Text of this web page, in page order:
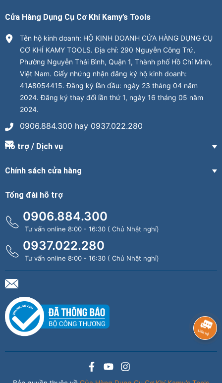
Cửa Hàng Dụng Cụ Cơ Khí Kamy’s Tools
Tên hộ kinh doanh: HỘ KINH DOANH CỬA HÀNG DỤNG CỤ
CƠ KHÍ KAMY TOOLS. Địa chỉ: 290 Nguyễn Công Trứ,
Phường Nguyễn Thái Bình, Quận 1, Thành phố Hồ Chí Minh,
Việt Nam. Giấy nhứng nhận đăng ký hộ kinh doanh:
41A8054415. Đăng ký lần đầu: ngày 23 tháng 04 năm
2024. Đăng ký thay đổi lần thứ 1, ngày 16 tháng 05 năm
2024.
0906.884.300 hay 0937.022.280
Hỗ trợ / Dịch vụ
Chính sách cửa hàng
Tổng đài hỗ trợ
0906.884.300
Tư vấn online 8:00 - 16:30 ( Chủ Nhật nghỉ)
0937.022.280
Tư vấn online 8:00 - 16:30 ( Chủ Nhật nghỉ)